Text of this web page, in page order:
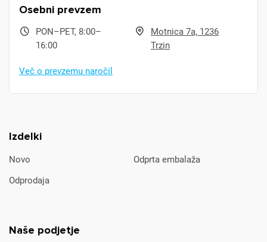
Izdelki
Novo
Odprta embalaža
Odprodaja
Naše podjetje
Osebni prevzem
PON–PET, 8:00–
16:00
Motnica 7a, 1236
Trzin
Več o prevzemu naročil